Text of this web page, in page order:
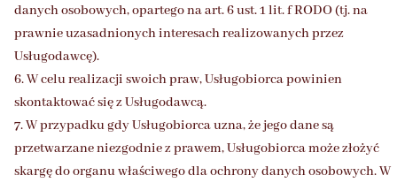
danych osobowych, opartego na art. 6 ust. 1 lit. f RODO (tj. na
prawnie uzasadnionych interesach realizowanych przez
Usługodawcę).
6. W celu realizacji swoich praw, Usługobiorca powinien
skontaktować się z Usługodawcą.
7. W przypadku gdy Usługobiorca uzna, że jego dane są
przetwarzane niezgodnie z prawem, Usługobiorca może złożyć
skargę do organu właściwego dla ochrony danych osobowych. W